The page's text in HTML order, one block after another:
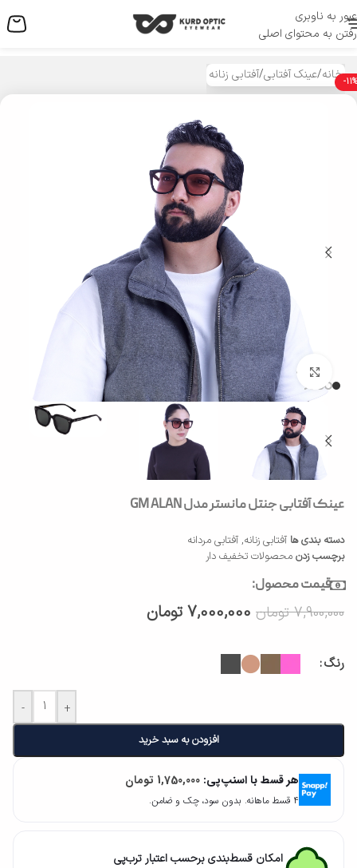
عبور به ناوبری
رفتن به محتوای اصلی
منو
خانه/عینک آفتابی/آفتابی زنانه -11%
بزرگنمایی تصویر
عینک آفتابی جنتل مانستر مدل GM ALAN
دسته بندی ها آفتابی زنانه, آفتابی مردانه
برچسب زدن محصولات تخفیف دار
قیمت محصول:
7,900,000 تومان 7,000,000 تومان
رنگ
- +
افزودن به سبد خرید
هر قسط با اسنپ‌پی: 1,750,000 تومان
۴ قسط ماهانه. بدون سود، چک و ضامن.
امکان قسط‌بندی برحسب اعتبار ترب‌پی